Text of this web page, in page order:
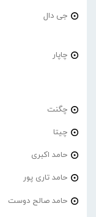
جی دال
چاپار
چگنت
چیتا
حامد اکبری
حامد تاری پور
حامد صالح دوست